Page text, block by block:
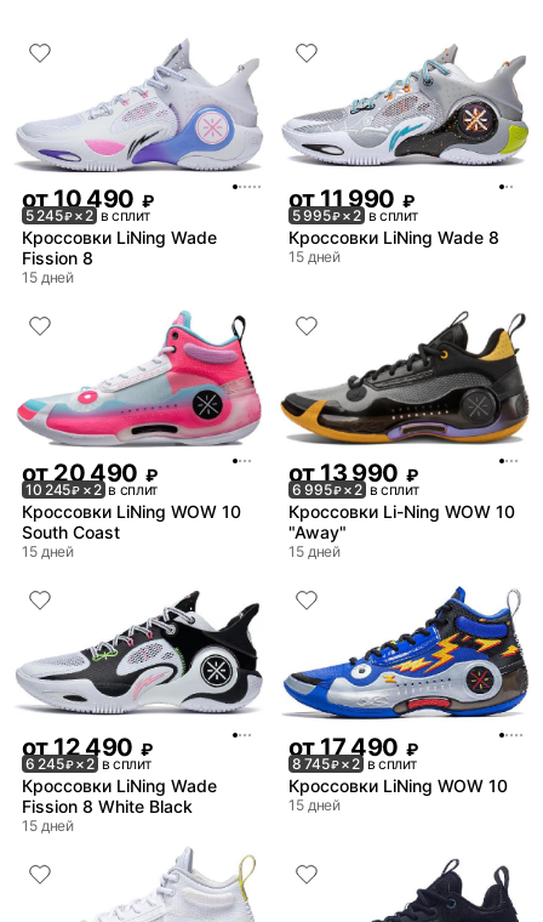
от10 490 ₽
5 245₽× 2 в сплит
Кроссовки LiNing Wade
Fission 8
15 дней
от11 990 ₽
5 995₽× 2 в сплит
Кроссовки LiNing Wade 8
15 дней
от20 490 ₽
10 245₽ × 2 в сплит
Кроссовки LiNing WOW 10
South Coast
15 дней
от13 990 ₽
6 995₽× 2 в сплит
Кроссовки Li-Ning WOW 10
"Away"
15 дней
от 12 490 ₽
6 245₽× 2 в сплит
Кроссовки LiNing Wade
Fission 8 White Black
15 дней
от 17 490 ₽
8 745₽× 2 в сплит
Кроссовки LiNing WOW 10
15 дней